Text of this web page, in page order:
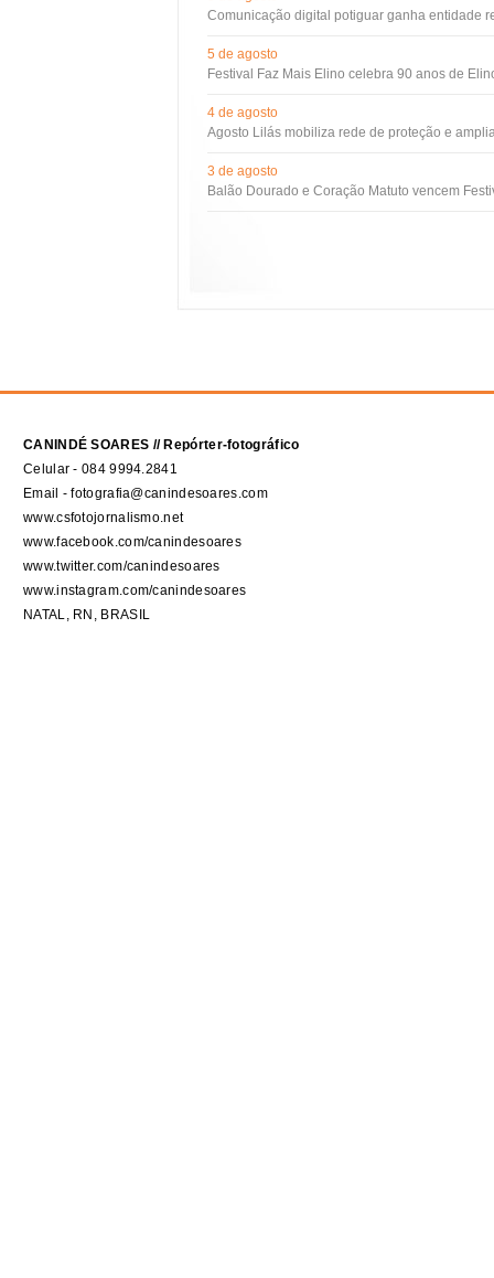
Comunicação digital potiguar ganha entidade
5 de agosto
Festival Faz Mais Elino celebra 90 anos de
4 de agosto
Agosto Lilás mobiliza rede de proteção e
3 de agosto
Balão Dourado e Coração Matuto vencem
CANINDÉ SOARES // Repórter-fotográfico
Celular - 084 9994.2841
Email - fotografia@canindesoares.com
www.csfotojornalismo.net
www.facebook.com/canindesoares
www.twitter.com/canindesoares
www.instagram.com/canindesoares
NATAL, RN, BRASIL